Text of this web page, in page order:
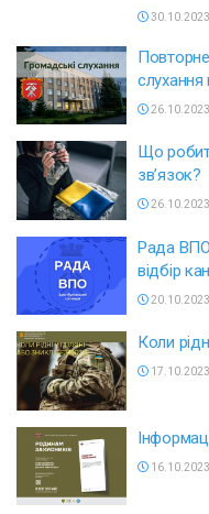
30.10.2023
слухання
26.10.2023
Що
зв’язок?
26.10.2023
Рада ВПО
відбір
20.10.2023
Коли
17.10.2023
16.10.2023